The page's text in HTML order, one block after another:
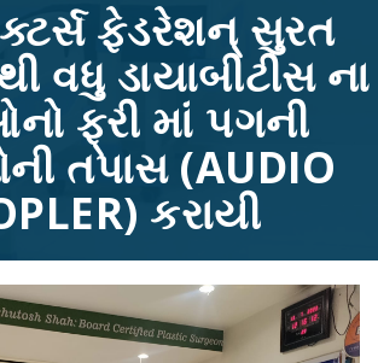
ફેડરેશન્ સુરત
થી વધુ ડાયાબીટીસ ના
ફ્રી માં પગની
તપાસ (AUDIO
કરાયી